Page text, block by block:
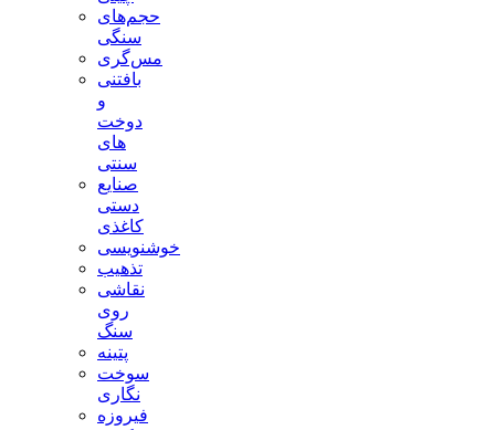
حجم‌های
سنگی
مس‌گری
بافتنی‌
و
دوخت
های
سنتی
صنایع
دستی
کاغذی
خوشنویسی
تذهیب
نقاشی
روی
سنگ
پتینه
سوخت
نگاری
فیروزه